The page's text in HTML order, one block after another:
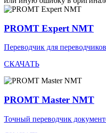
PROMT Expert NMT
Переводчик для переводчиков
СКАЧАТЬ
PROMT Master NMT
Точный переводчик